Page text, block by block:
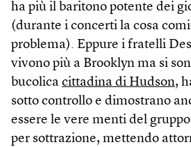
ha più il baritono potente dei
(durante i concerti la cosa
problema). Eppure i fratelli
vivono più a Brooklyn ma si
bucolica cittadina di Hudson,
sotto controllo e dimostrano
essere le vere menti del
per sottrazione, mettendo